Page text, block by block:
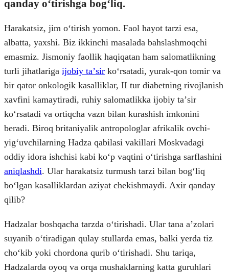
qanday oʻtirishga bogʻliq.
Harakatsiz, jim oʻtirish yomon. Faol hayot tarzi esa,
albatta, yaxshi. Biz ikkinchi masalada bahslashmoqchi
emasmiz. Jismoniy faollik haqiqatan ham salomatlikning
turli jihatlariga ijobiy taʼsir koʻrsatadi, yurak-qon tomir va
bir qator onkologik kasalliklar, II tur diabetning rivojlanish
xavfini kamaytiradi, ruhiy salomatlikka ijobiy taʼsir
koʻrsatadi va ortiqcha vazn bilan kurashish imkonini
beradi. Biroq britaniyalik antropologlar afrikalik ovchi-
yigʻuvchilarning Hadza qabilasi vakillari Moskvadagi
oddiy idora ishchisi kabi koʻp vaqtini oʻtirishga sarflashini
aniqlashdi. Ular harakatsiz turmush tarzi bilan bogʻliq
boʻlgan kasalliklardan aziyat chekishmaydi. Axir qanday
qilib?
Hadzalar boshqacha tarzda oʻtirishadi. Ular tana aʼzolari
suyanib oʻtiradigan qulay stullarda emas, balki yerda tiz
choʻkib yoki chordona qurib oʻtirishadi. Shu tariqa,
Hadzalarda oyoq va orqa mushaklarning katta guruhlari